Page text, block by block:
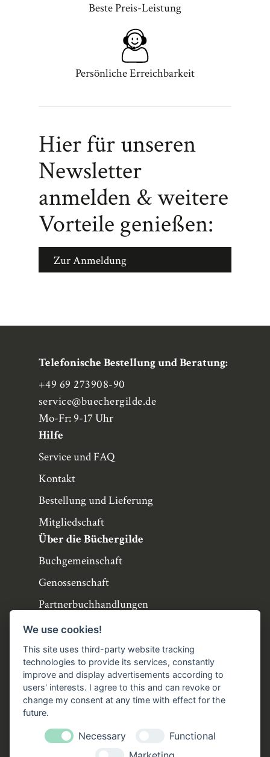
Beste Preis-Leistung
Persönliche Erreichbarkeit
Hier für unseren
Newsletter
anmelden & weitere
Vorteile genießen:
Zur Anmeldung
Telefonische Bestellung und Beratung:
+49 69 273908-90
service@buechergilde.de
Mo-Fr: 9-17 Uhr
Hilfe
Service und FAQ
Kontakt
Bestellung und Lieferung
Mitgliedschaft
Über die Büchergilde
Buchgemeinschaft
Genossenschaft
Partnerbuchhandlungen
Büchergilde online
Stellenangebote
Folgen Sie uns!
FacebookInstagramYouTubeTikTok
Zustellung durch:
We use cookies!
This site uses third-party website tracking
technologies to provide its services, constantly
improve and display advertisements according to
users' interests. I agree to this and can revoke or
change my consent at any time with effect for the
future.
Necessary
Functional